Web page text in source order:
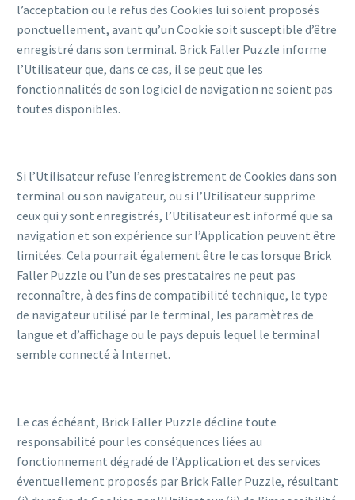
l’acceptation ou le refus des Cookies lui soient proposés
ponctuellement, avant qu’un Cookie soit susceptible d’être
enregistré dans son terminal. Brick Faller Puzzle informe
l’Utilisateur que, dans ce cas, il se peut que les
fonctionnalités de son logiciel de navigation ne soient pas
toutes disponibles.
Si l’Utilisateur refuse l’enregistrement de Cookies dans son
terminal ou son navigateur, ou si l’Utilisateur supprime
ceux qui y sont enregistrés, l’Utilisateur est informé que sa
navigation et son expérience sur l’Application peuvent être
limitées. Cela pourrait également être le cas lorsque Brick
Faller Puzzle ou l’un de ses prestataires ne peut pas
reconnaître, à des fins de compatibilité technique, le type
de navigateur utilisé par le terminal, les paramètres de
langue et d’affichage ou le pays depuis lequel le terminal
semble connecté à Internet.
Le cas échéant, Brick Faller Puzzle décline toute
responsabilité pour les conséquences liées au
fonctionnement dégradé de l’Application et des services
éventuellement proposés par Brick Faller Puzzle, résultant